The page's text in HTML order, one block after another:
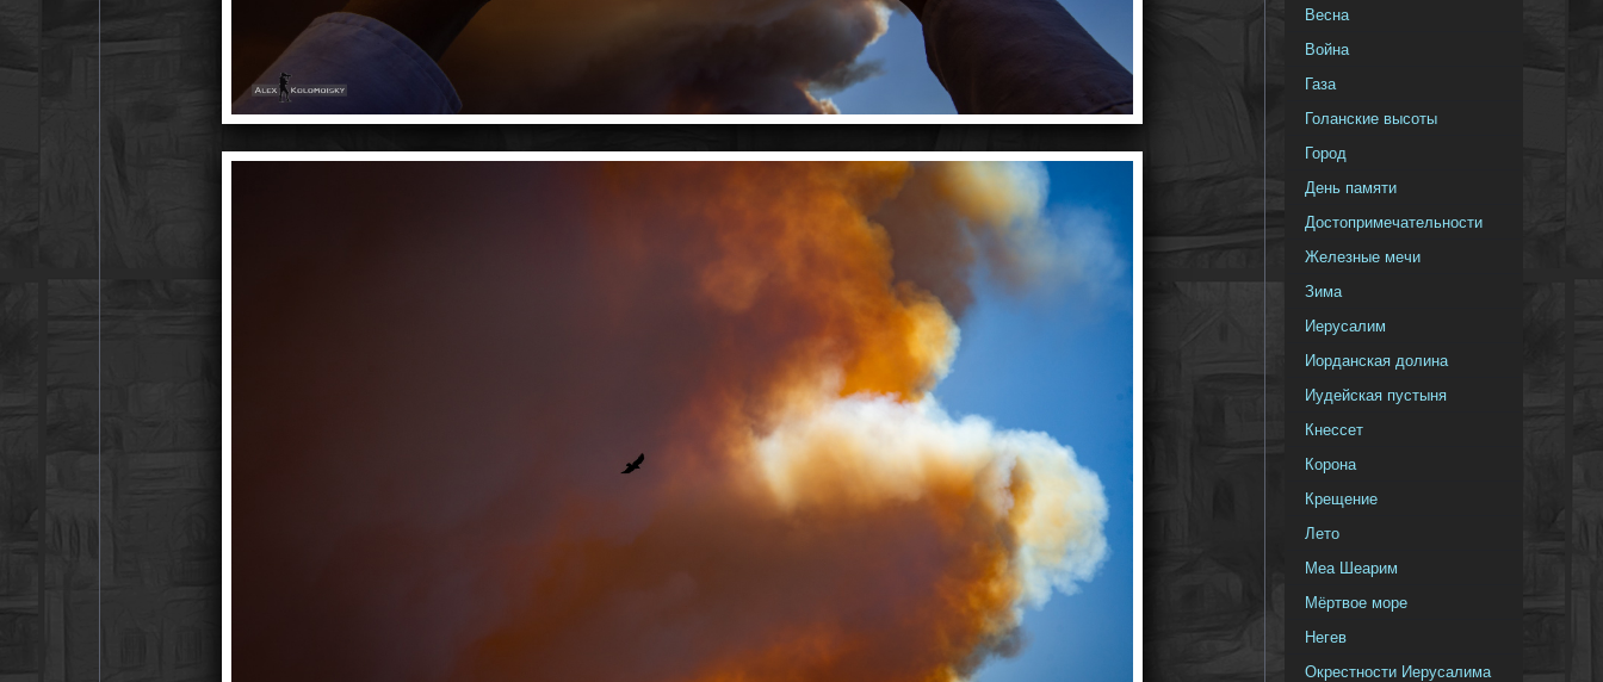
Весна
Война
Газа
Голанские высоты
Город
День памяти
Достопримечательности
Железные мечи
Зима
Иерусалим
Иорданская долина
Иудейская пустыня
Кнессет
Корона
Крещение
Лето
Меа Шеарим
Мёртвое море
Негев
Окрестности Иерусалима